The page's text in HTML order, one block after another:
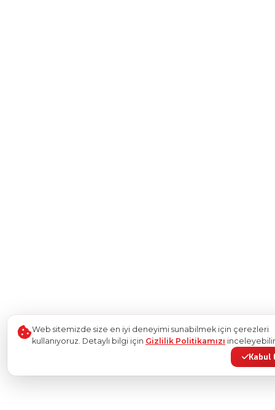
Web sitemizde size en iyi deneyimi sunabilmek için çerezleri
kullanıyoruz. Detaylı bilgi için Gizlilik Politikamızı
Kabul